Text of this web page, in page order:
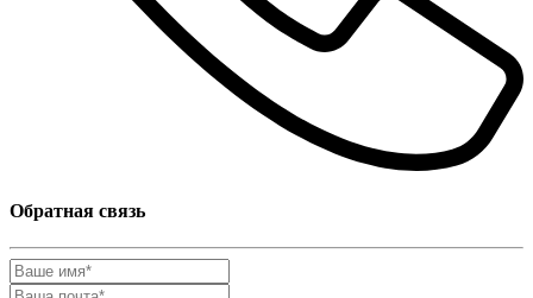
Обратная связь